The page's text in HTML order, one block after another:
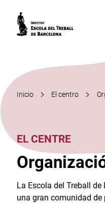
Inicio El centro
EL CENTRE
La Escola del Treball
una gran comunidad de